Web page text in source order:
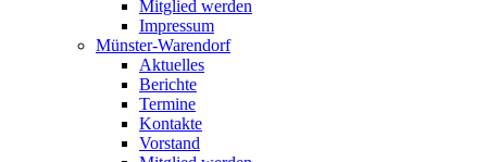
Mitglied werden
Impressum
Münster-Warendorf
Aktuelles
Berichte
Termine
Kontakte
Vorstand